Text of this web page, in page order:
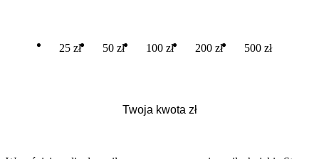
25 zł 50 zł 100 zł 200 zł 500 zł